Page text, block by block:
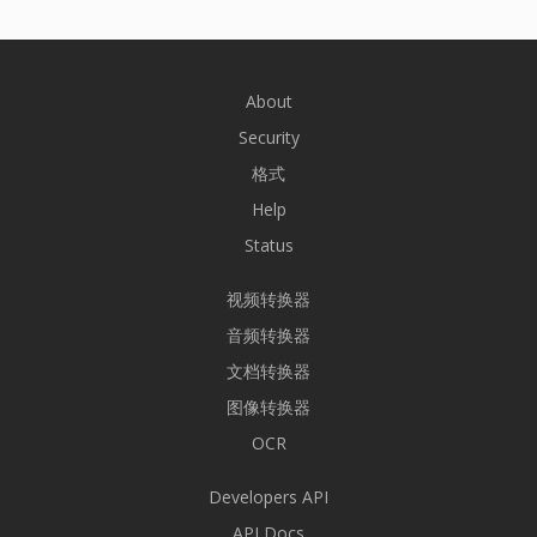
About
Security
格式
Help
Status
视频转换器
音频转换器
文档转换器
图像转换器
OCR
Developers API